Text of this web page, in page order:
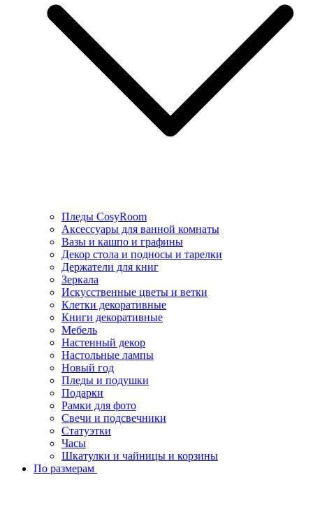
Пледы CosyRoom
Аксессуары для ванной комнаты
Вазы и кашпо и графины
Декор стола и подносы и тарелки
Держатели для книг
Зеркала
Искусcтвенные цветы и ветки
Клетки декоративные
Книги декоративные
Мебель
Настенный декор
Настольные лампы
Новый год
Пледы и подушки
Подарки
Рамки для фото
Свечи и подсвечники
Статуэтки
Часы
Шкатулки и чайницы и корзины
По размерам